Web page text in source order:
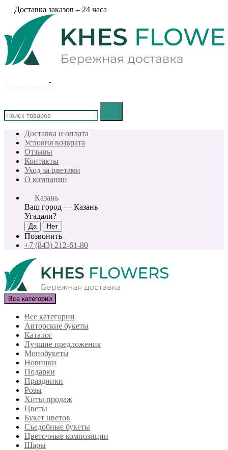
Доставка заказов – 24 часа
Доставка и оплата
Условия возврата
Отзывы
Контакты
Уход за цветами
О компании
Казань
Ваш город — Казань
Угадали?
Позвонить
+7 (843) 212-61-80
Все категории
Все категории
Авторские букеты
Каталог
Лучшие предложения
Монобукеты
Новинки
Подарки
Праздники
Розы
Хиты продаж
Цветы
Букет цветов
Съедобные букеты
Цветочные композиции
Шары